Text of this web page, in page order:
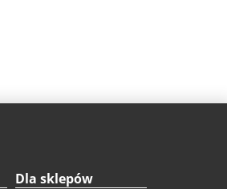
Dla sklepów